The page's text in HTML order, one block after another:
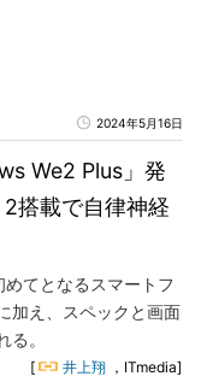
2024年5月16日
We2 Plus」発
搭載で自律神経
てとなるスマートフ
加え、スペックと画面
。
[ 井上翔 ，ITmedia]